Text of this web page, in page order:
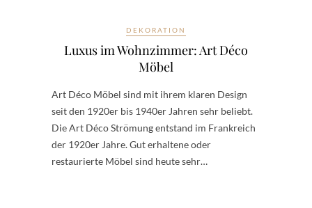
DEKORATION
Luxus im Wohnzimmer: Art Déco
Möbel
Art Déco Möbel sind mit ihrem klaren Design
seit den 1920er bis 1940er Jahren sehr beliebt.
Die Art Déco Strömung entstand im Frankreich
der 1920er Jahre. Gut erhaltene oder
restaurierte Möbel sind heute sehr…